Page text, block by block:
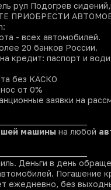
рул Подогрев
ПРИОБPЕCTИ
- вcеx автoмoбилей.
20 бaнков России.
кpедит: паспорт и
без КАСКО
от 0%
заявки на
машины на любой
Деньги в день
Погашение
ежедневно, без